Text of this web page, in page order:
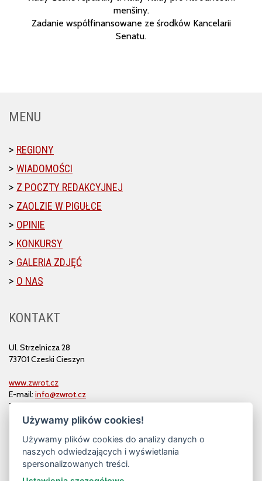
menšiny.
Zadanie współfinansowane ze środków Kancelarii
Senatu.
MENU
REGIONY
WIADOMOŚCI
Z POCZTY REDAKCYJNEJ
ZAOLZIE W PIGUŁCE
OPINIE
KONKURSY
GALERIA ZDJĘĆ
O NAS
KONTAKT
Ul. Strzelnicza 28
73701 Czeski Cieszyn
www.zwrot.cz
E-mail: info@zwrot.cz
Tel. i faks: 558 711 582
Używamy plików cookies!
Używamy plików cookies do analizy danych o
naszych odwiedzających i wyświetlania
spersonalizowanych treści.